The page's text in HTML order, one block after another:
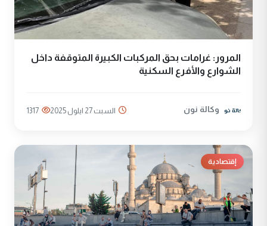
المرور: غرامات بحق المركبات الكبيرة المتوقفة داخل
الشوارع والأفرع السكنية
وكالة نون السبت 27 ايلول 2025 1317
إقتصادية